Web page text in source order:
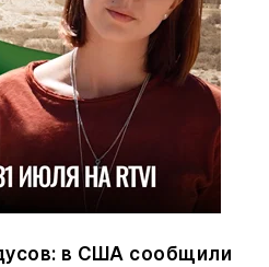
в США сообщили